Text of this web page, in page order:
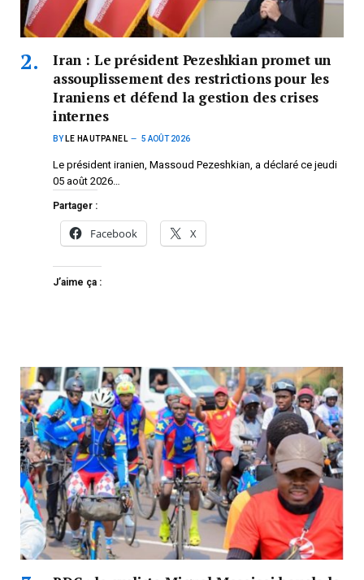
Iran : Le président Pezeshkian promet un
assouplissement des restrictions pour les
Iraniens et défend la gestion des crises
internes
BY LE HAUTPANEL 5 AOÛT 2026
Le président iranien, Massoud Pezeshkian, a déclaré ce jeudi
05 août 2026…
Partager :
Facebook X
J’aime ça :